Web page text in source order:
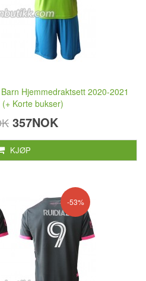
Hjemmedraktsett 2020-2021
Korte bukser)
357NOK
KJØP
-53%